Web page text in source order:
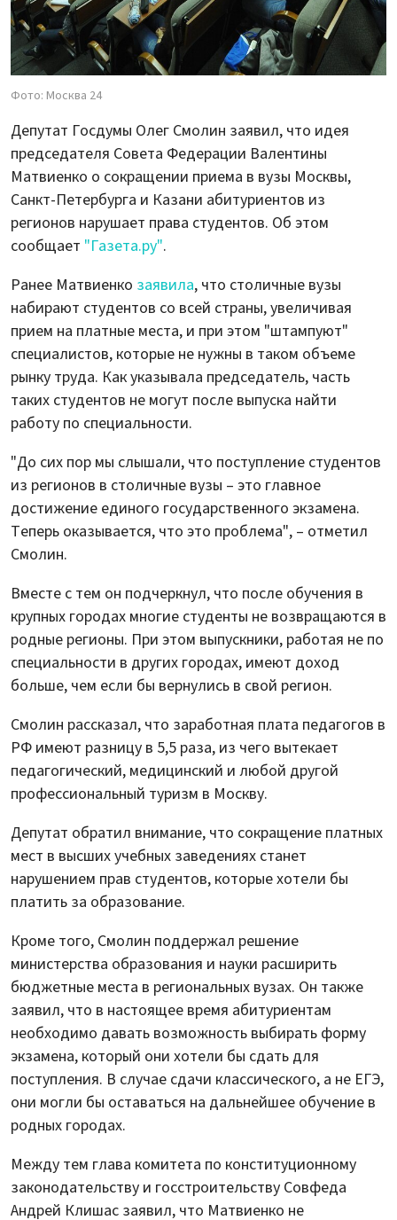
Фото: Москва 24
Депутат Госдумы Олег Смолин заявил, что идея
председателя Совета Федерации Валентины
Матвиенко о сокращении приема в вузы Москвы,
Санкт-Петербурга и Казани абитуриентов из
регионов нарушает права студентов. Об этом
сообщает "Газета.ру".
Ранее Матвиенко заявила, что столичные вузы
набирают студентов со всей страны, увеличивая
прием на платные места, и при этом "штампуют"
специалистов, которые не нужны в таком объеме
рынку труда. Как указывала председатель, часть
таких студентов не могут после выпуска найти
работу по специальности.
"До сих пор мы слышали, что поступление студентов
из регионов в столичные вузы – это главное
достижение единого государственного экзамена.
Теперь оказывается, что это проблема", – отметил
Смолин.
Вместе с тем он подчеркнул, что после обучения в
крупных городах многие студенты не возвращаются в
родные регионы. При этом выпускники, работая не по
специальности в других городах, имеют доход
больше, чем если бы вернулись в свой регион.
Смолин рассказал, что заработная плата педагогов в
РФ имеют разницу в 5,5 раза, из чего вытекает
педагогический, медицинский и любой другой
профессиональный туризм в Москву.
Депутат обратил внимание, что сокращение платных
мест в высших учебных заведениях станет
нарушением прав студентов, которые хотели бы
платить за образование.
Кроме того, Смолин поддержал решение
министерства образования и науки расширить
бюджетные места в региональных вузах. Он также
заявил, что в настоящее время абитуриентам
необходимо давать возможность выбирать форму
экзамена, который они хотели бы сдать для
поступления. В случае сдачи классического, а не ЕГЭ,
они могли бы оставаться на дальнейшее обучение в
родных городах.
Между тем глава комитета по конституционному
законодательству и госстроительству Совфеда
Андрей Клишас заявил, что Матвиенко не